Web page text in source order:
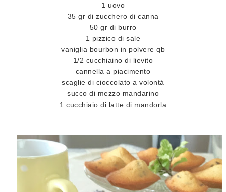
1 uovo
35 gr di zucchero di canna
50 gr di burro
1 pizzico di sale
vaniglia bourbon in polvere qb
1/2 cucchiaino di lievito
cannella a piacimento
scaglie di cioccolato a volontà
succo di mezzo mandarino
1 cucchiaio di latte di mandorla